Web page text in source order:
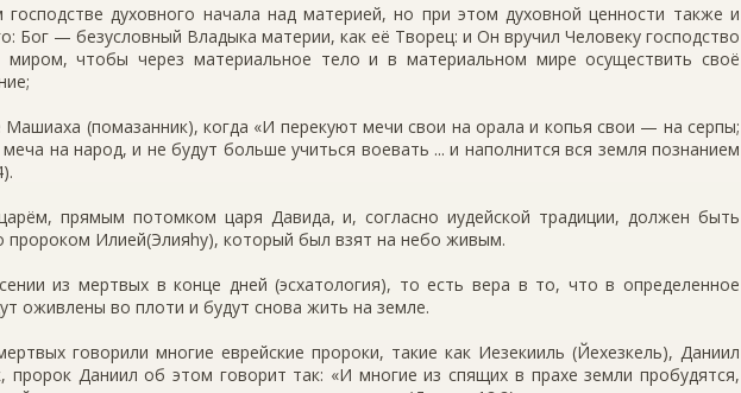
духовного начала над материей, но при этом духовной ценности также и
Бог — безусловный Владыка материи, как её Творец: и Он вручил Человеку господство
миром, чтобы через материальное тело и в материальном мире осуществить своё
(помазанник), когда «И перекуют мечи свои на орала и копья свои — на серпы;
на народ, и не будут больше учиться воевать ... и наполнится вся земля познанием
прямым потомком царя Давида, и, согласно иудейской традиции, должен быть
пророком Илией(Элияhу), который был взят на небо живым.
из мертвых в конце дней (эсхатология), то есть вера в то, что в определенное
оживлены во плоти и будут снова жить на земле.
говорили многие еврейские пророки, такие как Иезекииль (Йехезкель), Даниил
пророк Даниил об этом говорит так: «И многие из спящих в прахе земли пробудятся,